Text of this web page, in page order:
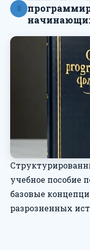
8
учебное пособие
базовые
разрозненных